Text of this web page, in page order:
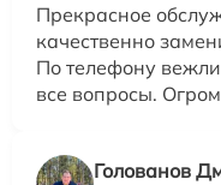
Прекрасное
качественно
По телефону
все вопросы.
Голованов